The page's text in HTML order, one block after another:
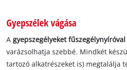
Gyepszélek vágása
Agyepszegélyeket
varázsolhatja szebbé. Mindkét
tartozó alkatrészeket is) megtalálja